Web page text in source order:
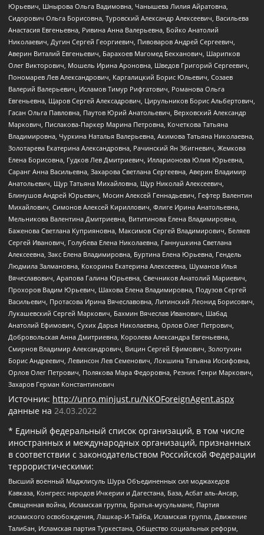
Юрьевич, Шнырова Ольга Вадимовна, Чанышева Лилия Айратовна,
Сидорович Ольга Борисовна, Туровский Александр Алексеевич, Васильева
Анастасия Евгеньевна, Ривина Анна Валерьевна, Бойко Анатолий
Николаевич, Дугин Сергей Георгиевич, Пивоваров Андрей Сергеевич,
Аверин Виталий Евгеньевич, Барахоев Магомед Бекханович, Шарипков
Олег Викторович, Мошель Ирина Ароновна, Шведов Григорий Сергеевич,
Пономарев Лев Александрович, Каргалицкий Борис Юльевич, Созаев
Валерий Валерьевич, Исламов Тимур Рифгатович, Романова Ольга
Евгеньевна, Щаров Сергей Алексадрович, Цирульников Борис Альбертович,
Гасан Ольга Павловна, Паутов Юрий Анатольевич, Верховский Александр
Маркович, Пислакова-Паркер Марина Петровна, Кочеткова Татьяна
Владимировна, Чуркина Наталья Валерьевна, Акимова Татьяна Николаевна,
Золотарева Екатерина Александровна, Рачинский Ян Збигневич, Жемкова
Елена Борисовна, Гудков Лев Дмитриевич, Илларионова Юлия Юрьевна,
Саранг Анна Васильевна, Захарова Светлана Сергеевна, Аверин Владимир
Анатольевич, Щур Татьяна Михайловна, Щур Николай Алексеевич,
Блинушов Андрей Юрьевич, Мосин Алексей Геннадьевич, Гефтер Валентин
Михайлович, Симонов Алексей Кириллович, Флиге Ирина Анатольевна,
Мельникова Валентина Дмитриевна, Вититинова Елена Владимировна,
Баженова Светлана Куприяновна, Максимов Сергей Владимирович, Беляев
Сергей Иванович, Голубева Елена Николаевна, Ганнушкина Светлана
Алексеевна, Закс Елена Владимировна, Буртина Елена Юрьевна, Гендель
Людмила Залмановна, Кокорина Екатерина Алексеевна, Шуманов Илья
Вячеславович, Арапова Галина Юрьевна, Свечников Анатолий Мариевич,
Прохоров Вадим Юрьевич, Шахова Елена Владимировна, Подузов Сергей
Васильевич, Протасова Ирина Вячеславовна, Литинский Леонид Борисович,
Лукашевский Сергей Маркович, Бахмин Вячеслав Иванович, Шабад
Анатолий Ефимович, Сухих Дарья Николаевна, Орлов Олег Петрович,
Добровольская Анна Дмитриевна, Королева Александра Евгеньевна,
Смирнов Владимир Александрович, Вицин Сергей Ефимович, Золотухин
Борис Андреевич, Левинсон Лев Семенович, Локшина Татьяна Иосифовна,
Орлов Олег Петрович, Полякова Мара Федоровна, Резник Генри Маркович,
Захаров Герман Константинович
Источник: http://unro.minjust.ru/NKOForeignAgent.aspx
данные на 24.03.2022
* Единый федеральный список организаций, в том числе
иностранных и международных организаций, признанных
в соответствии с законодательством Российской Федерации
террористическими:
Высший военный Маджлисуль Шура Объединенных сил моджахедов
Кавказа, Конгресс народов Ичкерии и Дагестана, База, Асбат аль-Ансар,
Священная война, Исламская группа, Братья-мусульмане, Партия
исламского освобождения, Лашкар-И-Тайба, Исламская группа, Движение
Талибан, Исламская партия Туркестана, Общество социальных реформ,